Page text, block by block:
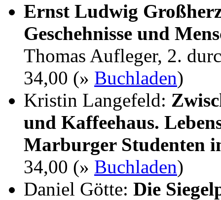
Ernst Ludwig
Geschehnisse und
Thomas Aufleger, 2.
34,00 (» Buchladen)
Kristin Langefeld:
und Kaffeehaus.
Marburger Studenten
34,00 (» Buchladen)
Daniel Götte: Die